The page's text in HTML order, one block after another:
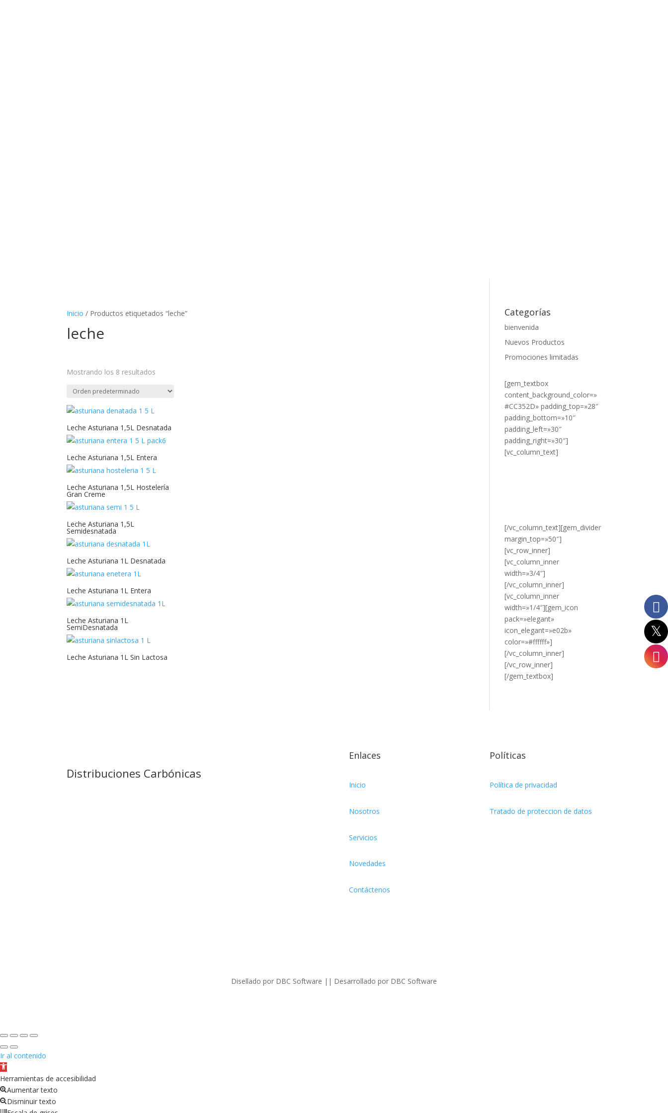
Inicio / Productos etiquetados “leche”
leche
1/3
1/4
10ml
200ml
250g
250ml
275ml
500g
Mostrando los 8 resultados
Leche Asturiana 1,5L Desnatada
Leche Asturiana 1,5L Entera
Leche Asturiana 1,5L Hostelería
Gran Creme
Leche Asturiana 1,5L
Semidesnatada
Leche Asturiana 1L Desnatada
Leche Asturiana 1L Entera
Leche Asturiana 1L
SemiDesnatada
Leche Asturiana 1L Sin Lactosa
Categorías
bienvenida
Nuevos Productos
Promociones limitadas
[gem_textbox
content_background_color=»
#CC352D» padding_top=»28″
padding_bottom=»10″
padding_left=»30″
padding_right=»30″]
[vc_column_text]
[/vc_column_text][gem_divider
margin_top=»50″]
[vc_row_inner]
[vc_column_inner
width=»3/4″]
[/vc_column_inner]
[vc_column_inner
width=»1/4″][gem_icon
pack=»elegant»
icon_elegant=»e02b»
color=»#ffffff»]
[/vc_column_inner]
[/vc_row_inner]
[/gem_textbox]
Distribuciones Carbónicas
Enlaces
Inicio
Nosotros
Servicios
Novedades
Contáctenos
Políticas
Política de privacidad
Tratado de proteccion de datos
Disellado por DBC Software || Desarrollado por DBC Software
Ir al contenido
Abrir
barra
de
herramientas
Herramientas de accesibilidad
Aumentar texto
Disminuir texto